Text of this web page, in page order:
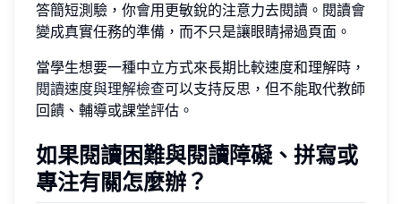
答簡短測驗，你會用更敏銳的注意力去閱讀。閱讀會
變成真實任務的準備，而不只是讓眼睛掃過頁面。
當學生想要一種中立方式來長期比較速度和理解時，
閱讀速度與理解檢查可以支持反思，但不能取代教師
回饋、輔導或課堂評估。
如果閱讀困難與閱讀障礙、拼寫或
專注有關怎麼辦？